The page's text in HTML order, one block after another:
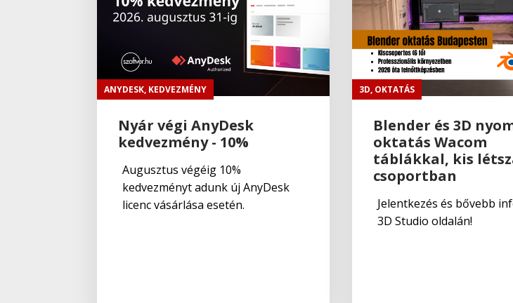
ANYDESK, KEDVEZMÉNY
Nyár végi AnyDesk
kedvezmény - 10%
Augusztus végéig 10%
kedvezményt adunk új AnyDesk
licenc vásárlása esetén.
3D, OKTATÁS
Blender és 3D
oktatás Wacom
táblákkal, kis
csoportban
Jelentkezés és bővebb
3D Studio oldalán!